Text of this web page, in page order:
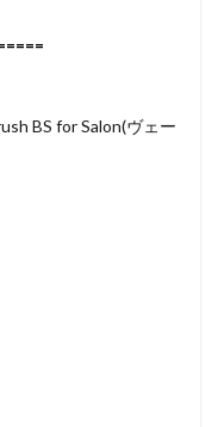
BS for Salon(ヴェー